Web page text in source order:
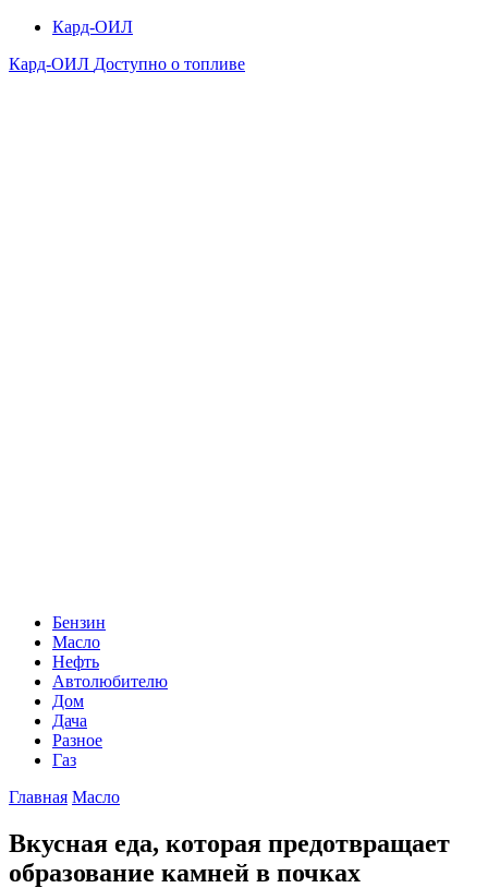
Кард-ОИЛ
Кард-ОИЛ Доступно о топливе
Бензин
Масло
Нефть
Автолюбителю
Дом
Дача
Разное
Газ
Главная Масло
Вкусная еда, которая предотвращает
образование камней в почках